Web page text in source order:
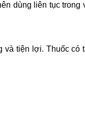
dùng liên tục trong
tiện lợi. Thuốc